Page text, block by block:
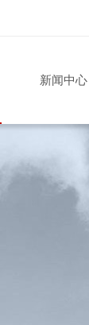
新闻中心